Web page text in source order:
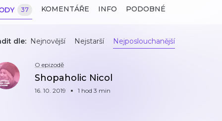
37 KOMENTÁŘE INFO PODOBNÉ
dle: Nejnovější Nejstarší Nejposlouchanější
O epizodě
Shopaholic Nicol
16. 10. 2019 1 hod 3 min